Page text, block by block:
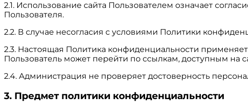
2.1. Использование сайта Пользователем означает
Пользователя.
2.2. В случае несогласия с условиями Политики
2.3. Настоящая Политика конфиденциальности
Пользователь может перейти по ссылкам, доступным на
2.4. Администрация не проверяет достоверность
3. Предмет политики конфиденциальности